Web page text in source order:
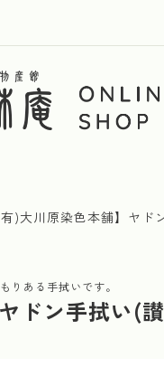
(有)大川原染色本舗】ヤ
りある手拭いです。
ドン手拭い(